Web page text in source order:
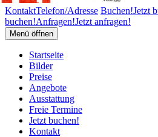
KontaktTelefon/Adresse Buchen!Jetzt
buchen!Anfragen!Jetzt anfragen!
Menü öffnen
Startseite
Bilder
Preise
Angebote
Ausstattung
Freie Termine
Jetzt buchen!
Kontakt